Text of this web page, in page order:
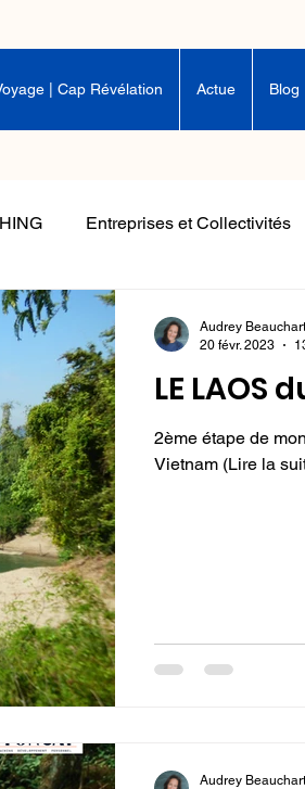
| Cap Révélation Actue Blog
Entreprises et Collectivités
LE LAOS
2ème étape de
Vietnam (Lire la
Audrey Beauchart
20 févr. 2023
Audrey Beauchart